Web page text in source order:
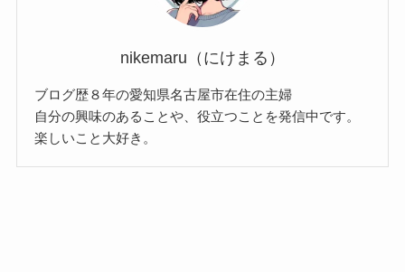
nikemaru（にけまる）
ブログ歴８年の愛知県名古屋市在住の主婦
自分の興味のあることや、役立つことを発信中です。
楽しいこと大好き。